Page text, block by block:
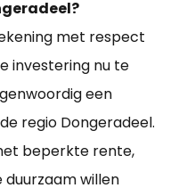
met respect
investering nu te
een
regio Dongeradeel.
beperkte rente,
willen